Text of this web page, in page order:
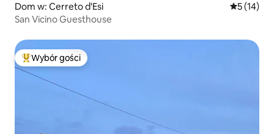
Dom w: Cerreto d'Esi Średnia
5 (14)
San Vicino Guesthouse
Najpopularniejsze z kategorii Wybór gości
Wybór gości